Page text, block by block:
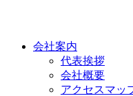
会社案内
代表挨拶
会社概要
アクセスマッ